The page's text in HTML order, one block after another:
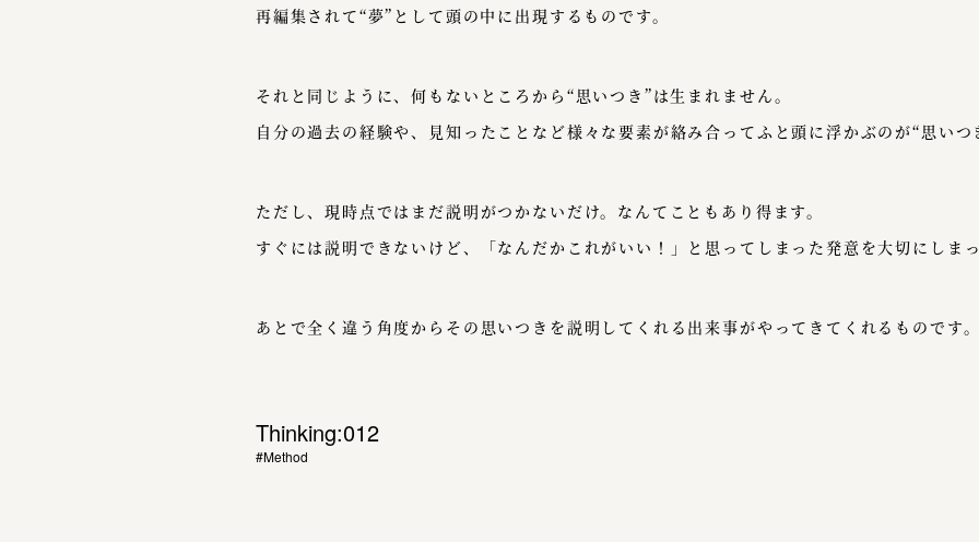
再編集されて“夢”として頭の中に出現するものです。
それと同じように、何もないところから“思いつき”は生まれません。
自分の過去の経験や、見知ったことなど様々な要素が絡み合ってふと頭に浮かぶのが“思いつ
ただし、現時点ではまだ説明がつかないだけ。なんてこともあり得ます。
すぐには説明できないけど、「なんだかこれがいい！」と思ってしまった発意を大切にしま
あとで全く違う角度からその思いつきを説明してくれる出来事がやってきてくれるものです
Thinking:012
#Method